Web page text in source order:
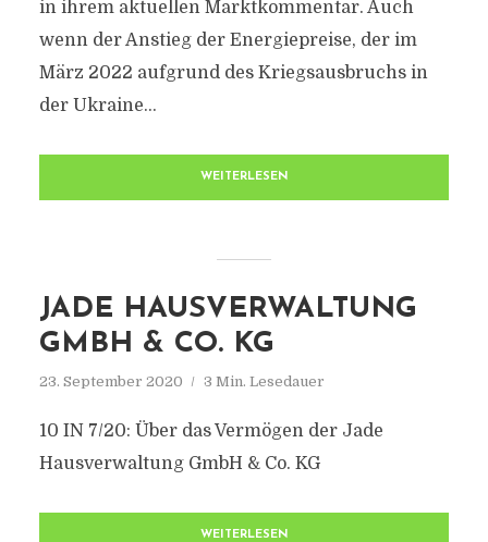
in ihrem aktuellen Marktkommentar. Auch
wenn der Anstieg der Energiepreise, der im
März 2022 aufgrund des Kriegsausbruchs in
der Ukraine...
WEITERLESEN
JADE HAUSVERWALTUNG
GMBH & CO. KG
23. September 2020 3 Min. Lesedauer
10 IN 7/20: Über das Vermögen der Jade
Hausverwaltung GmbH & Co. KG
WEITERLESEN